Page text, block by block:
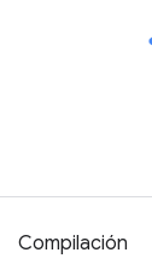
Compilación